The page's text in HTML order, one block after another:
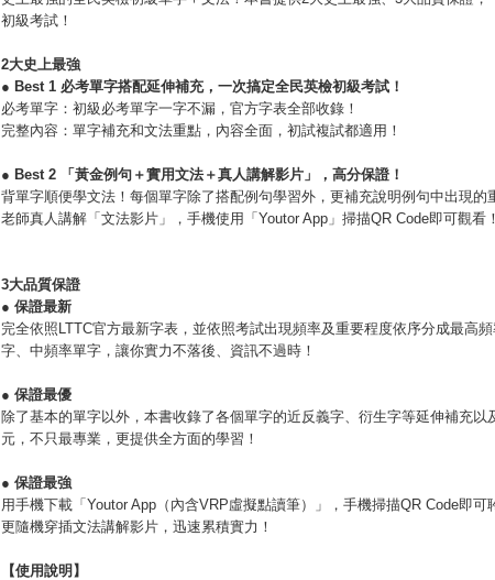
初級考試！
2大史上最強
● Best 1 必考單字搭配延伸補充，一次搞定全民英檢初級考試！
必考單字：初級必考單字一字不漏，官方字表全部收錄！
完整內容：單字補充和文法重點，內容全面，初試複試都適用！
● Best 2 「 黃金例句＋實用文法＋真人講解影片 」，高分保證！
背單字順便學文法！每個單字除了搭配例句學習外，更補充說明例句中出現的
老師真人講解「文法影片」，手機使用「Youtor App」掃描QR Code即可觀看！
3大品質保證
● 保證最新
完全依照LTTC官方最新字表，並依照考試出現頻率及重要程度依序分成最高
字、中頻率單字，讓你實力不落後、資訊不過時！
● 保證最優
除了基本的單字以外，本書收錄了各個單字的近反義字、衍生字等延伸補充以
元，不只最專業，更提供全方面的學習！
● 保證最強
用手機下載「Youtor App（內含VRP虛擬點讀筆）」，手機掃描QR Code即可
更隨機穿插文法講解影片，迅速累積實力！
【使用說明】